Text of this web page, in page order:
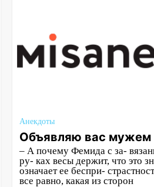
Анекдоты
Объявляю вас мужем
– А почему Фемида с за-
ру- ках весы держит, что это
означает ее беспри-
все равно, какая из сторон